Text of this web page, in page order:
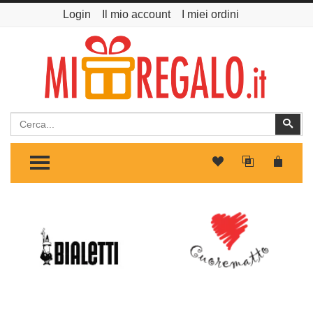
Login Il mio account I miei ordini
Cerca
TOGGLE MENU